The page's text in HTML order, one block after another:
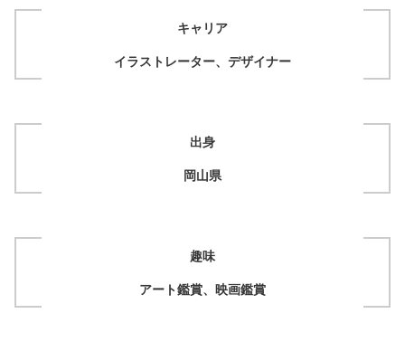
キャリア
イラストレーター、デザイナー
出身
岡山県
趣味
アート鑑賞、映画鑑賞